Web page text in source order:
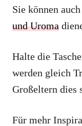
Sie können
und Uroma
Halte die
werden gleich
Großeltern dies
Für mehr